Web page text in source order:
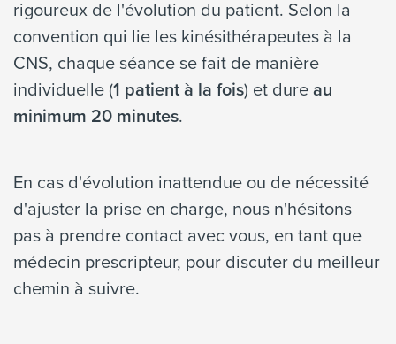
rigoureux de l'évolution du patient. Selon la
convention qui lie les kinésithérapeutes à la
CNS, chaque séance se fait de manière
individuelle (1 patient à la fois) et dureau
minimum 20 minutes.
En cas d'évolution inattendue ou de nécessité
d'ajuster la prise en charge, nous n'hésitons
pas à prendre contact avec vous, en tant que
médecin prescripteur, pour discuter du meilleur
chemin à suivre.